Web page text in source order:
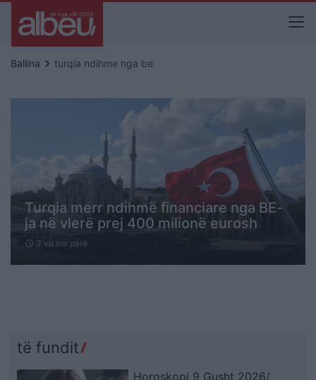
Ballina keyboard_arrow_right turqia ndihme nga be
Turqia merr ndihmë financiare nga BE-
ja në vlerë prej 400 milionë eurosh
schedule 3 vit me parë
të fundit
Horoskopi 9 Gusht 2026/